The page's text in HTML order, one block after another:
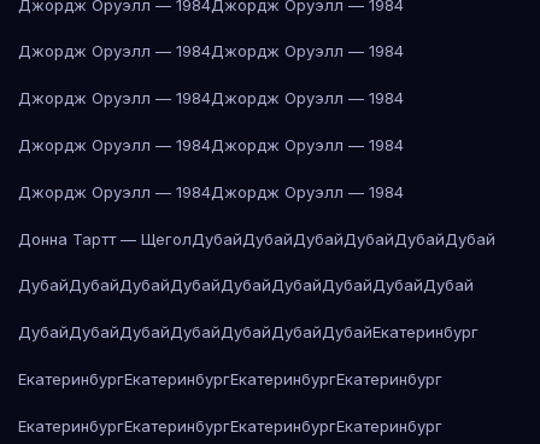
Джордж Оруэлл — 1984Джордж Оруэлл — 1984
Джордж Оруэлл — 1984Джордж Оруэлл — 1984
Джордж Оруэлл — 1984Джордж Оруэлл — 1984
Джордж Оруэлл — 1984Джордж Оруэлл — 1984
Джордж Оруэлл — 1984Джордж Оруэлл — 1984
Донна Тартт — ЩеголДубайДубайДубайДубайДубайДубай
ДубайДубайДубайДубайДубайДубайДубайДубайДубай
ДубайДубайДубайДубайДубайДубайДубайЕкатеринбург
ЕкатеринбургЕкатеринбургЕкатеринбургЕкатеринбург
ЕкатеринбургЕкатеринбургЕкатеринбургЕкатеринбург